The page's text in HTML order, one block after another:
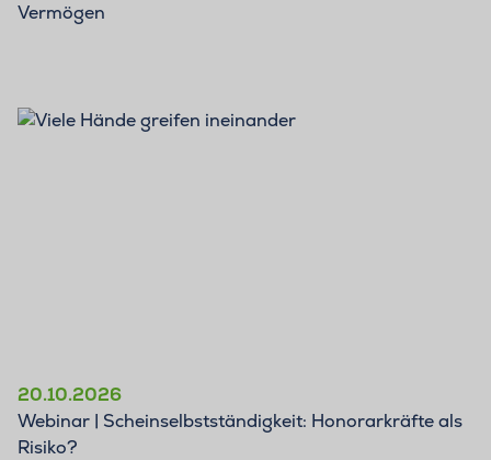
Vermögen
20.10.2026
Webinar | Scheinselbstständigkeit: Honorarkräfte als
Risiko?